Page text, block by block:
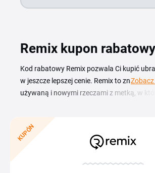
Remix kupon rabatowy
Kod rabatowy Remix pozwala Ci kupić
w jeszcze lepszej cenie. Remix to znany
używaną i nowymi rzeczami z metką, w
kuponem łatwo zmniejszysz kwotę
a regularne wyprzedaże i akcje typu
rabatowe Remix oraz informacje o
Zobacz
KUPÓN